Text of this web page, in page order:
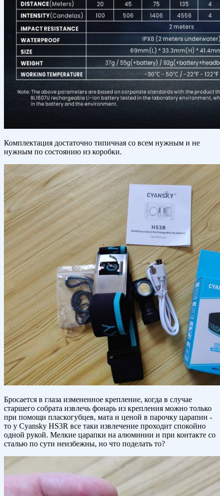
Комплектация достаточно типичная со всем нужным и не
нужным по состоянию из коробки.
Бросается в глаза измененное крепление, когда в случае
старшего собрата извлечь фонарь из крепления можно только
при помощи пласкогубцев, мата и ценой в парочку царапин -
то у Cyansky HS3R все таки извлечение проходит спокойно
одной рукой. Мелкие царапки на алюминии и при контакте со
сталью по сути неизбежны, но что поделать то?